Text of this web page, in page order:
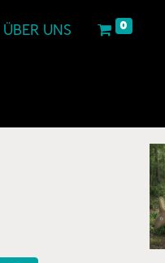
ÜBER UNS 0